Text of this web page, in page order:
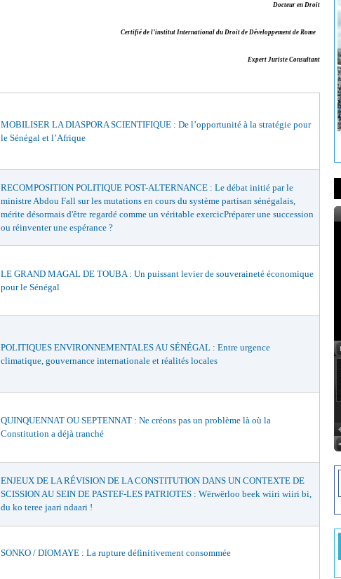
Docteur en Droit
Certifié de l’institut International du Droit de Développement de Rome
Expert Juriste Consultant
MOBILISER LA DIASPORA SCIENTIFIQUE : De l’opportunité à la stratégie pour
le Sénégal et l’Afrique
RECOMPOSITION POLITIQUE POST-ALTERNANCE : Le débat initié par le
ministre Abdou Fall sur les mutations en cours du système partisan sénégalais,
mérite désormais d'être regardé comme un véritable exercicPréparer une succession
ou réinventer une espérance ?
LE GRAND MAGAL DE TOUBA : Un puissant levier de souveraineté économique
pour le Sénégal
POLITIQUES ENVIRONNEMENTALES AU SÉNÉGAL : Entre urgence
climatique, gouvernance internationale et réalités locales
QUINQUENNAT OU SEPTENNAT : Ne créons pas un problème là où la
Constitution a déjà tranché
ENJEUX DE LA RÉVISION DE LA CONSTITUTION DANS UN CONTEXTE DE
SCISSION AU SEIN DE PASTEF-LES PATRIOTES : Wërwërloo beek wiiri wiiri bi,
du ko teree jaari ndaari !
SONKO / DIOMAYE : La rupture définitivement consommée